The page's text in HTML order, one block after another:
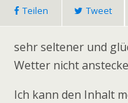
Teilen Tweet
sehr seltener und
Wetter nicht
Ich kann den Inhalt